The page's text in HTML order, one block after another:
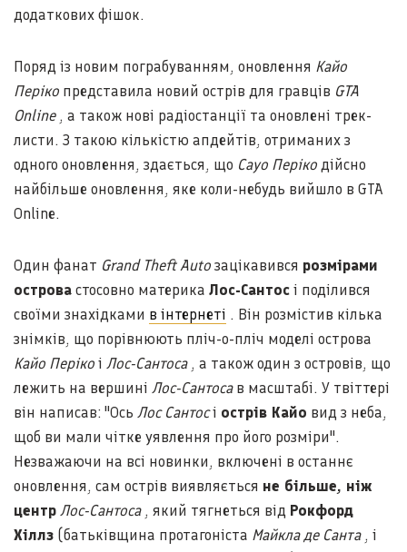
додаткових фішок.
Поряд із новим пограбуванням, оновлення Кайо
Періко представила новий острів для гравців GTA
Online, а також нові радіостанції та оновлені трек-
листи. З такою кількістю апдейтів, отриманих з
одного оновлення, здається, що Cayo Періко дійсно
найбільше оновлення, яке коли-небудь вийшло в GTA
Online.
Один фанат Grand Theft Auto зацікавився розмірами
острова стосовно материка Лос-Сантос і поділився
своїми знахідками в інтернеті . Він розмістив кілька
знімків, що порівнюють пліч-о-пліч моделі острова
Кайо Періко і Лос-Сантоса, а також один з островів, що
лежить на вершині Лос-Сантосав масштабі. У твіттері
він написав: "Ось Лос Сантосі острів Кайо вид з неба,
щоб ви мали чітке уявлення про його розміри".
Незважаючи на всі новинки, включені в останнє
оновлення, сам острів виявляється не більше, ніж
центр Лос-Сантоса, який тягнеться від Рокфорд
Хіллз (батьківщина протагоніста Майкла де Санта, і